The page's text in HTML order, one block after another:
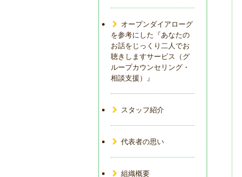
オープンダイアローグ
を参考にした『あなたの
お話をじっくり二人でお
聴きしますサービス（グ
ループカウンセリング・
相談支援）』
スタッフ紹介
代表者の思い
組織概要